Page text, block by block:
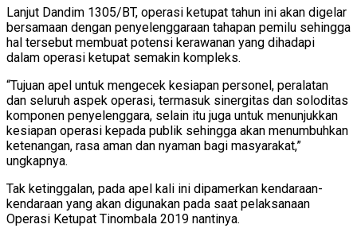
Lanjut Dandim 1305/BT, operasi ketupat tahun ini akan digelar
bersamaan dengan penyelenggaraan tahapan pemilu sehingga
hal tersebut membuat potensi kerawanan yang dihadapi
dalam operasi ketupat semakin kompleks.
“Tujuan apel untuk mengecek kesiapan personel, peralatan
dan seluruh aspek operasi, termasuk sinergitas dan soloditas
komponen penyelenggara, selain itu juga untuk menunjukkan
kesiapan operasi kepada publik sehingga akan menumbuhkan
ketenangan, rasa aman dan nyaman bagi masyarakat,”
ungkapnya.
Tak ketinggalan, pada apel kali ini dipamerkan kendaraan-
kendaraan yang akan digunakan pada saat pelaksanaan
Operasi Ketupat Tinombala 2019 nantinya.